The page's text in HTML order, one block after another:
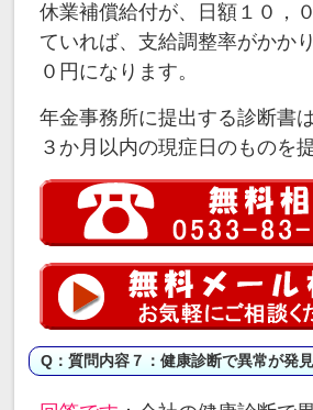
休業補償給付が、日額１０，
ていれば、支給調整率がかか
０円になります。
年金事務所に提出する診断書
３か月以内の現症日のものを
Q：質問内容７：健康診断で異常が発